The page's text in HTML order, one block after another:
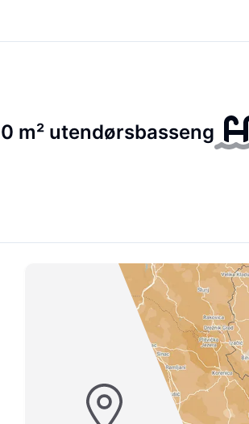
m² utendørsbasseng